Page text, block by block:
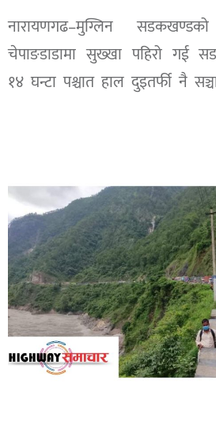
नारायणगढ–मुग्लिन
चेपाङडाडामा सुख्खा पहिरो गई
१४ घन्टा पश्चात हाल दुइतर्फी नै